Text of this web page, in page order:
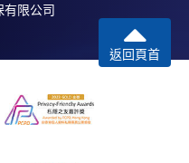
限公司
返回頁首